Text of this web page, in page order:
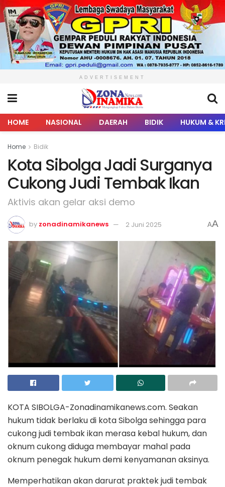
ADVERTISEMENT
HOME NASIONAL DAERAH BIDIK HUKUM &
Home Bidik
Kota Sibolga Jadi Surganya
Cukong Judi Tembak Ikan
Aktivis akan gelar aksi demo
by zonadinamikanews 2 Juni 2025 AA
KOTA SIBOLGA-Zonadinamikanews.com. Seakan
hukum tidak berlaku di kota Sibolga sehingga para
cukong judi tembak ikan merasa kebal hukum, dan
oknum cukong diduga membayar mahal pada
oknum penegak hukum demi kenyamanan aksinya.
Memperhatikan akan darurat praktek judi tembak